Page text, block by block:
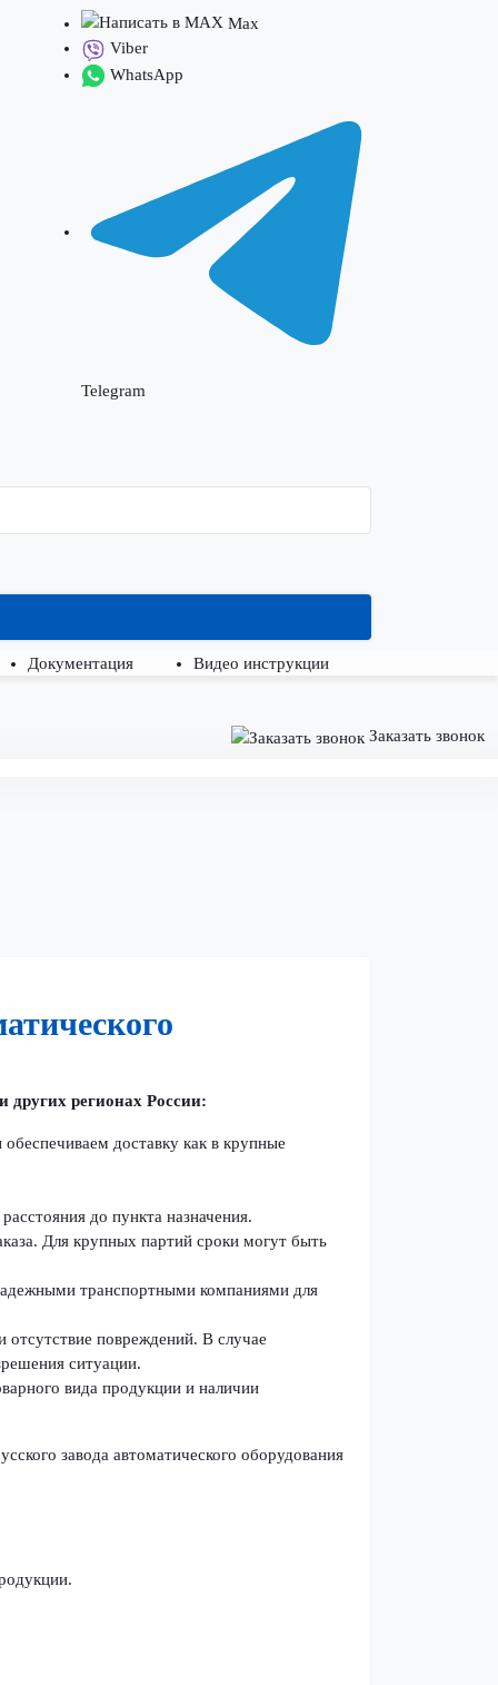
Max
Viber
WhatsApp
Telegram
Документация Видео инструкции
Заказать звонок
других регионах России:
доставку как в крупные
до пункта назначения.
Для крупных партий сроки могут быть
транспортными компаниями для
отсутствие повреждений. В случае
ситуации.
вида продукции и наличии
завода автоматического оборудования